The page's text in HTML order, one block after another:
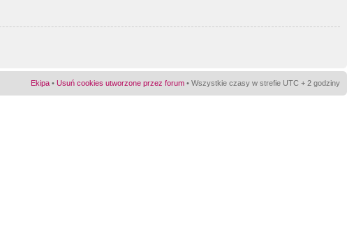
Ekipa • Usuń cookies utworzone przez forum • Wszystkie czasy w strefie UTC + 2 godziny